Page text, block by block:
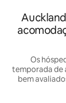
Os
temporada de
bem